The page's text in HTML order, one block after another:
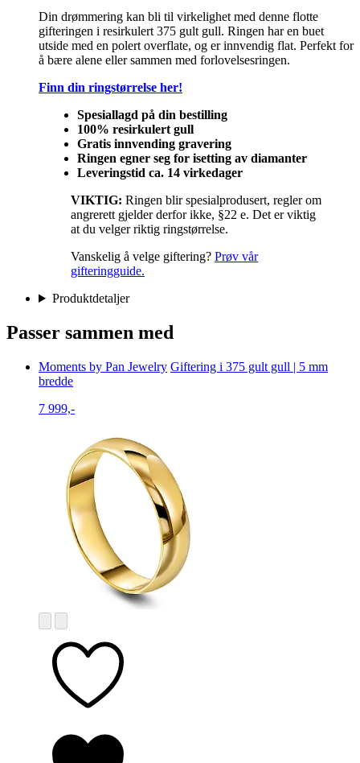
Din drømmering kan bli til virkelighet med denne flotte
gifteringen i resirkulert 375 gult gull. Ringen har en buet
utside med en polert overflate, og er innvendig flat. Perfekt for
å bære alene eller sammen med forlovelsesringen.
Finn din ringstørrelse her!
Spesiallagd på din bestilling
100% resirkulert gull
Gratis innvending gravering
Ringen egner seg for isetting av diamanter
Leveringstid ca. 14 virkedager
VIKTIG: Ringen blir spesialprodusert, regler om
angrerett gjelder derfor ikke, §22 e. Det er viktig
at du velger riktig ringstørrelse.
Vanskelig å velge giftering? Prøv vår
gifteringguide.
Produktdetaljer
Passer sammen med
Moments by Pan Jewelry Giftering i 375 gult gull | 5 mm
bredde
7 999,-